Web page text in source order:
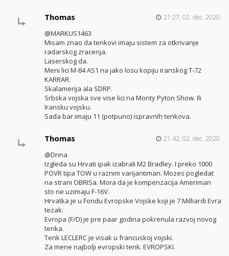
Thomas 21:27, 02. dec. 2020.
@MARKUS1463
Misam znao da tenkovi imaju sistem za otkrivanje
radarskog zracenja.
Laserskog da.
Meni lici M-84 AS1 na jako losu kopiju iranskog T-72
KARRAR.
Skalamerija ala SDRP.
Srbska vojska sve vise lici na Monty Pyton Show. Ili
Iransku vojsku.
Sada bar imaju 11 (potpuno) ispravnih tenkova.
Thomas 21:42, 02. dec. 2020.
@Drina
Izgleda su Hrvati ipak izabrali M2 Bradley. I preko 1000
POVR tipa TOW u raznim varijantiman. Mozes pogledat
na strani OBRISa. Mora da je kompenzacija Ameriman
sto ne uzimaju F-16V.
Hrvatka je u Fondu Evropske Vojske koji je 7 Milliardi Evra
tezak.
Evropa (F/D) je pre paar godina pokrenula razvoj novog
tenka.
Tenk LECLERC je visak u francuskoj vojski.
Za mene najbolji evropski tenk. EVROPSKI.